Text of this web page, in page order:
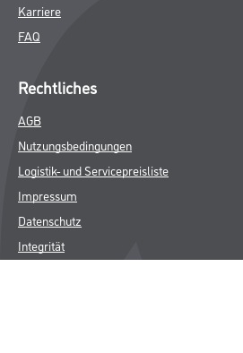
Karriere
FAQ
Rechtliches
AGB
Nutzungsbedingungen
Logistik- und Servicepreisliste
Impressum
Datenschutz
Integrität